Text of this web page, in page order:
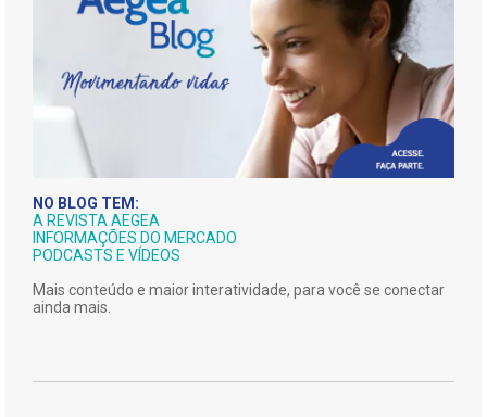
NO BLOG TEM:
A REVISTA AEGEA
INFORMAÇÕES DO MERCADO
PODCASTS E VÍDEOS
Mais conteúdo e maior interatividade, para você se conectar
ainda mais.